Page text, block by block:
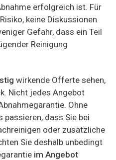
erfolgreich ist. Für
keine Diskussionen
Gefahr, dass ein Teil
Reinigung
wirkende Offerte sehen,
Nicht jedes Angebot
Ohne
passieren, dass Sie bei
oder zusätzliche
Sie deshalb unbedingt
im Angebot